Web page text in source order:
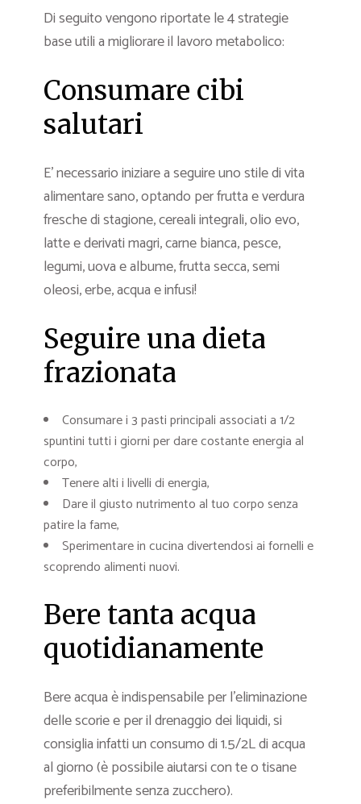
Di seguito vengono riportate le 4 strategie
base utili a migliorare il lavoro metabolico:
Consumare cibi
salutari
E’ necessario iniziare a seguire uno stile di vita
alimentare sano, optando per frutta e verdura
fresche di stagione, cereali integrali, olio evo,
latte e derivati magri, carne bianca, pesce,
legumi, uova e albume, frutta secca, semi
oleosi, erbe, acqua e infusi!
Seguire una dieta
frazionata
Consumare i 3 pasti principali associati a 1/2
spuntini tutti i giorni per dare costante energia al
corpo,
Tenere alti i livelli di energia,
Dare il giusto nutrimento al tuo corpo senza
patire la fame,
Sperimentare in cucina divertendosi ai fornelli e
scoprendo alimenti nuovi.
Bere tanta acqua
quotidianamente
Bere acqua è indispensabile per l’eliminazione
delle scorie e per il drenaggio dei liquidi, si
consiglia infatti un consumo di 1.5/2L di acqua
al giorno (è possibile aiutarsi con te o tisane
preferibilmente senza zucchero).